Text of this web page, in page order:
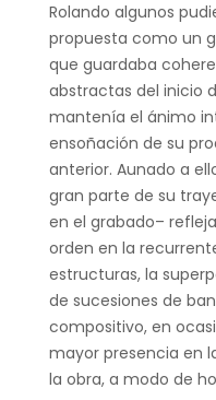
Rolando algunos
propuesta como un
que guardaba
abstractas del inicio
mantenía el ánimo
ensoñación de su
anterior. Aunado a
gran parte de su
en el grabado–
orden en la
estructuras, la
de sucesiones de
compositivo, en
mayor presencia en
la obra, a modo de